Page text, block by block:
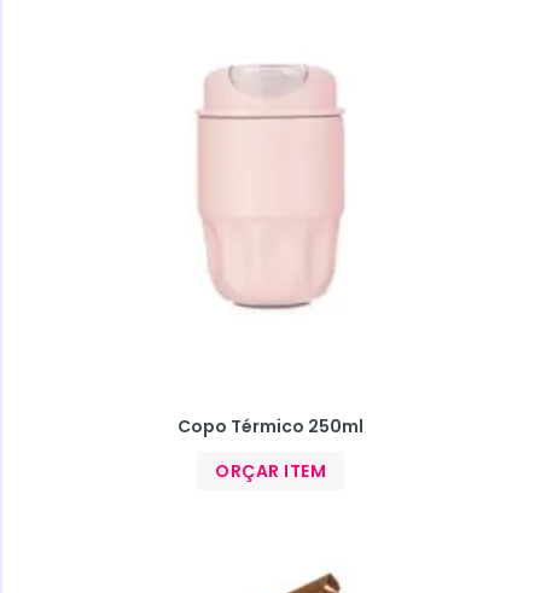
Copo Térmico 250ml
ORÇAR ITEM